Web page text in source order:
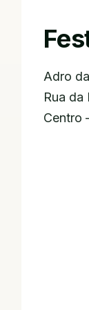
Adro
Rua da
Centro